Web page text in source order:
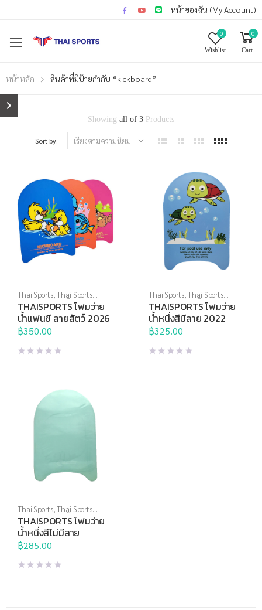
หน้าของฉัน (My Account)
0
Wishlist
0
Cart
หน้าหลัก สินค้าที่มีป้ายกำกับ “kickboard”
Showing all of 3 Products
Sort by:
Thai Sports,Thai Sports
Brand,กีฬาทางน้ำ ,อุปกรณ์ทาง
น้ำอื่นๆ
THAISPORTS โฟมว่าย
น้ำแฟนซี ลายสัตว์ 2026
฿350.00
Thai Sports,Thai Sports
Brand,กีฬาทางน้ำ ,อุปกรณ์ทาง
น้ำอื่นๆ
THAISPORTS โฟมว่าย
น้ำหนึ่งสีมีลาย 2022
฿325.00
Thai Sports,Thai Sports
Brand,กีฬาทางน้ำ ,อุปกรณ์ทาง
น้ำอื่นๆ
THAISPORTS โฟมว่าย
น้ำหนึ่งสีไม่มีลาย
฿285.00